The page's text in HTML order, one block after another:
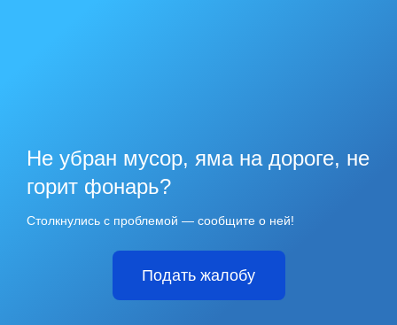
Не убран мусор, яма на дороге, не
горит фонарь?
Столкнулись с проблемой — сообщите о ней!
Подать жалобу